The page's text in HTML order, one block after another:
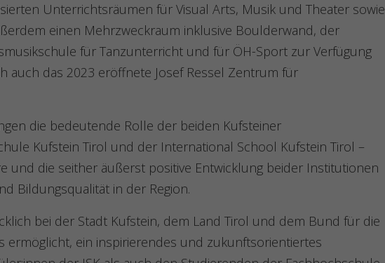
Unterrichtsräumen für Visual Arts, Musik und Theater sowie
einen Mehrzweckraum inklusive Boulderwand, der
für Tanzunterricht und für ÖH-Sport zur Verfügung
auch das 2023 eröffnete Josef Ressel Zentrum für
die bedeutende Rolle der beiden Kufsteiner
Kufstein Tirol und der International School Kufstein Tirol –
und die seither äußerst positive Entwicklung beider Institutionen
Bildungsqualität in der Region.
bei der Stadt Kufstein, dem Land Tirol und dem Bund für die
ermöglicht, ein inspirierendes und zukunftsorientiertes